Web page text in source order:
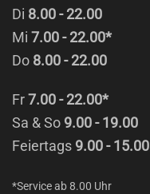
Di 8.00 - 22.00
Mi 7.00 - 22.00*
Do 8.00 - 22.00
Fr7.00 - 22.00*
Sa & So 9.00 - 19.00
Feiertags 9.00 - 15.00
*Service ab 8.00 Uhr